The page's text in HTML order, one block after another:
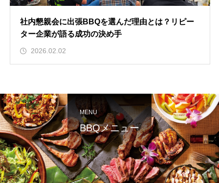
社内懇親会に出張BBQを選んだ理由とは？リピー
ター企業が語る成功の決め手
2026.02.02
MENU
BBQメニュー